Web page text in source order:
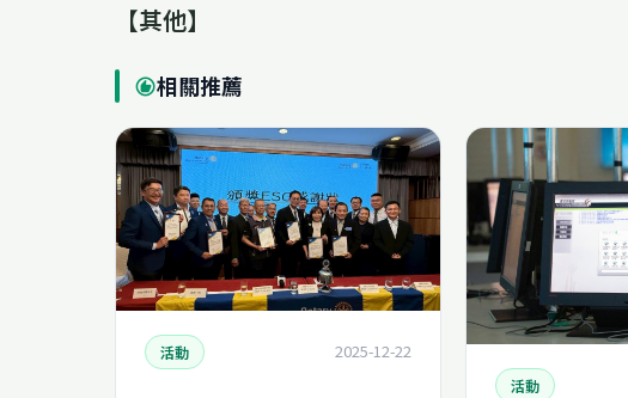
【其他】
recommend相關推薦
活動 2025-12-22
活動